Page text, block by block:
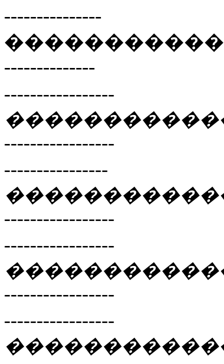
---------------
--------------
-----------------
-----------------
----------------
-----------------
-----------------
-----------------
-----------------